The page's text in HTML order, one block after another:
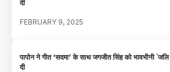
दी
FEBRUARY 9, 2025
पापोन ने गीत ‘सदमा’ के साथ जगजीत सिंह को भावभीनी ंजलि
दी